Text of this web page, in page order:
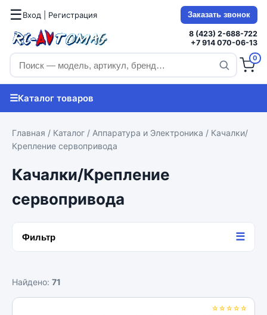
☰Вход | Регистрация Заказать звонок
8 (423) 2-688-722
+7 914 070-06-13
0
☰Каталог товаров
Главная / Каталог / Аппаратура и Электроника / Качалки/
Крепление сервопривода
Качалки/Крепление
сервопривода
Фильтр ☰
Найдено: 71
☆☆☆☆☆